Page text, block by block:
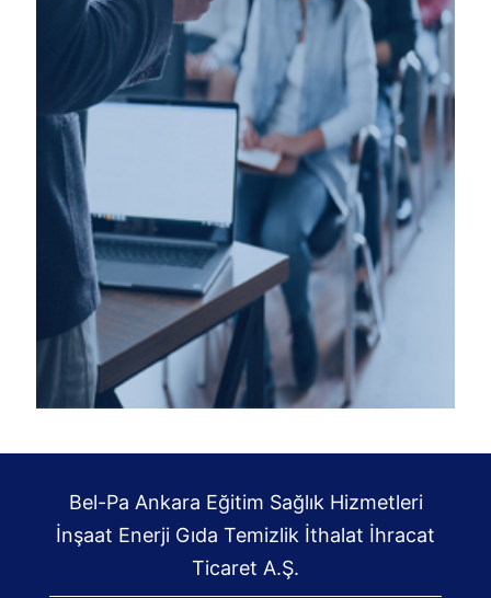
Bel-Pa Ankara Eğitim Sağlık Hizmetleri
İnşaat Enerji Gıda Temizlik İthalat İhracat
Ticaret A.Ş.